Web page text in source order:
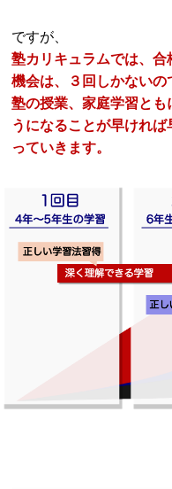
ですが、
塾カリキュラムでは、
機会は、３回しかないの
塾の授業、家庭学習とも
うになることが早けれ
っていきます。